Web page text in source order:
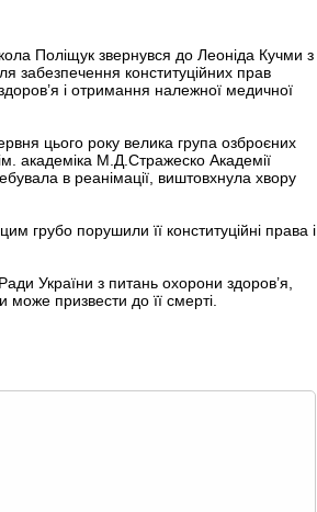
Поліщук звернувся до Леоніда Кучми з
забезпечення конституційних прав
і отримання належної медичної
цього року велика група озброєних
ім. академіка М.Д.Стражеско Академії
в реанімації, виштовхнула хвору
грубо порушили її конституційні права і
України з питань охорони здоров’я,
призвести до її смерті.